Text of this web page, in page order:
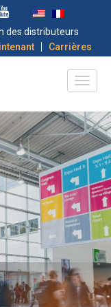
des distributeurs
| Carrières